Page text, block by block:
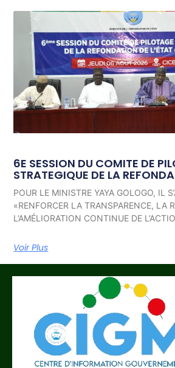
6E SESSION DU COMITE DE
STRATEGIQUE DE LA
POUR LE MINISTRE YAYA GOLOGO, IL
«RENFORCER LA TRANSPARENCE, LA
L’AMÉLIORATION CONTINUE DE
Voir Plus